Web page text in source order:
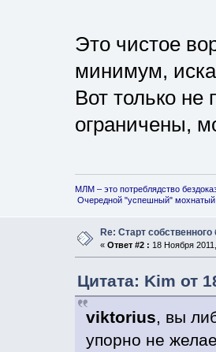
Это чистое
минимум,
Вот только не
ограничены,
МЛМ – это потреблядство
Очередной "успешный"
Re: Старт собственного
« Ответ #2 : 18 Ноября
Цитата: Kim от
viktorius, вы
упорно не